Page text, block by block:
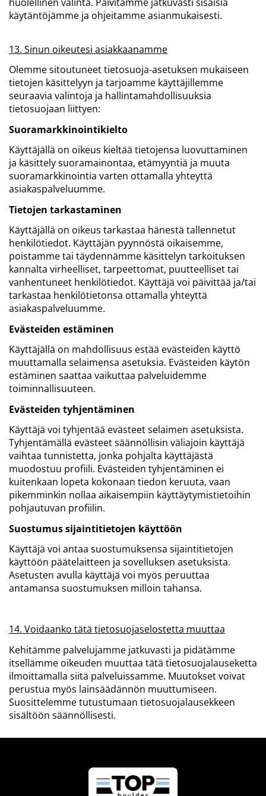
käytäntöjämme ja ohjeitamme asianmukaisesti.​​​​​​​
13. Sinun oikeutesi asiakkaanamme
Olemme sitoutuneet tietosuoja-asetuksen mukaiseen
tietojen käsittelyyn ja tarjoamme käyttäjillemme
seuraavia valintoja ja hallintamahdollisuuksia
tietosuojaan liittyen:
Suoramarkkinointikielto
Käyttäjällä on oikeus kieltää tietojensa luovuttaminen
ja käsittely suoramainontaa, etämyyntiä ja muuta
suoramarkkinointia varten ottamalla yhteyttä
asiakaspalveluumme.
Tietojen tarkastaminen
Käyttäjällä on oikeus tarkastaa hänestä tallennetut
henkilötiedot. Käyttäjän pyynnöstä oikaisemme,
poistamme tai täydennämme käsittelyn tarkoituksen
kannalta virheelliset, tarpeettomat, puutteelliset tai
vanhentuneet henkilötiedot. Käyttäjä voi päivittää ja/tai
tarkastaa henkilötietonsa ottamalla yhteyttä
asiakaspalveluumme.
Evästeiden estäminen
Käyttäjällä on mahdollisuus estää evästeiden käyttö
muuttamalla selaimensa asetuksia. Evästeiden käytön
estäminen saattaa vaikuttaa palveluidemme
toiminnallisuuteen.
Evästeiden tyhjentäminen
Käyttäjä voi tyhjentää evästeet selaimen asetuksista.
Tyhjentämällä evästeet säännöllisin väliajoin käyttäjä
vaihtaa tunnistetta, jonka pohjalta käyttäjästä
muodostuu profiili. Evästeiden tyhjentäminen ei
kuitenkaan lopeta kokonaan tiedon keruuta, vaan
pikemminkin nollaa aikaisempiin käyttäytymistietoihin
pohjautuvan profiilin.
Suostumus sijaintitietojen käyttöön
Käyttäjä voi antaa suostumuksensa sijaintitietojen
käyttöön päätelaitteen ja sovelluksen asetuksista.
Asetusten avulla käyttäjä voi myös peruuttaa
antamansa suostumuksen milloin tahansa.
14. Voidaanko tätä tietosuojaselostetta muuttaa
Kehitämme palvelujamme jatkuvasti ja pidätämme
itsellämme oikeuden muuttaa tätä tietosuojalauseketta
ilmoittamalla siitä palveluissamme. Muutokset voivat
perustua myös lainsäädännön muuttumiseen.
Suosittelemme tutustumaan tietosuojalausekkeen
sisältöön säännöllisesti.